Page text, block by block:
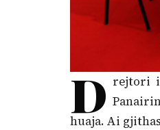
D rejtori i
huaja. Ai